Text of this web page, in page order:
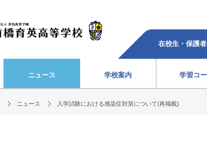
在校生・保護
ニュース 学校案内 学習コ
ニュース 入学試験における感染症対策について(再掲載)